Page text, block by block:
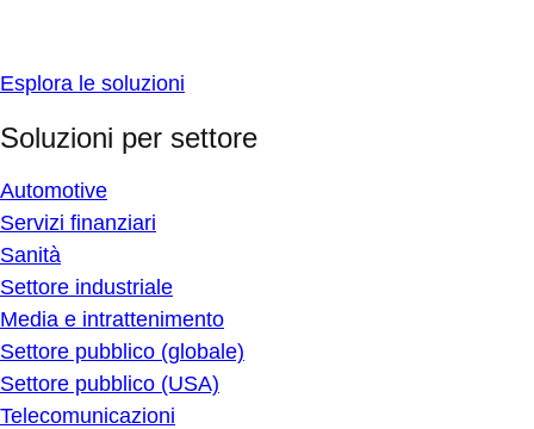
Esplora le soluzioni
Soluzioni per settore
Automotive
Servizi finanziari
Sanità
Settore industriale
Media e intrattenimento
Settore pubblico (globale)
Settore pubblico (USA)
Telecomunicazioni